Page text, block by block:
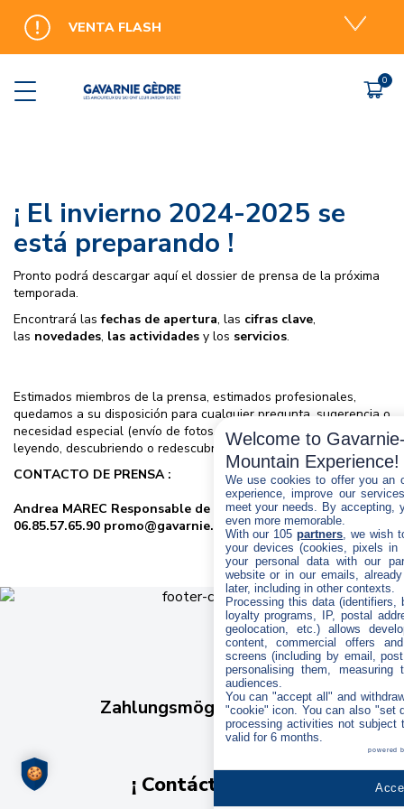
VENTA FLASH
¡ El invierno 2024-2025 se
está preparando !
Pronto podrá descargar aquí el dossier de prensa de la próxima
temporada.
Encontrará lasfechas de apertura, las cifras clave,
las novedades, las actividades y los servicios.
Estimados miembros de la prensa, estimados profesionales,
quedamos a su disposición para cualquier pregunta, sugerencia o
necesidad especial (envío de fotos, otros detalles) ¡Disfruten
leyendo, descubriendo o redescubriendo el sitio!
CONTACTO DE PRENSA :
Andrea MAREC Responsable de Comunicación y Marketing
06.85.57.65.90 promo@gavarnie.com
Zahlungsmöglichkeiten :
¡ Contáctenos !
ESTACIÓN
Boletín de apertura de pistas Agenda y actividades
Descensos en
trineos
Alquiler de esquís - tienda
Comida casera
Esquí de velocidad en Gavarnie
futuro
Eco-commitment
FORFAITS
Precios bajos
INFORMACIÓN PRÁCTICA
Contact
Horarios y apertura
¿ Dónde alojarse ?
Personas con movilidad reducida
Puntos de venta
Welcome to
Mountain Experience!
We use cookies to offer you an
experience, improve our
meet your needs. By accepting,
even more memorable.
With our 105partners , we wish
your devices (cookies, pixels
your personal data with our
website or in our emails,
later, including in other contexts.
Processing this data (identifiers,
loyalty programs, IP, postal
geolocation, etc.) allows
content, commercial offers
screens (including by email,
personalising them, measuring
audiences.
You can "accept all" and
"cookie" icon . You can also "set
processing activities not subject
valid for 6 months.
powered